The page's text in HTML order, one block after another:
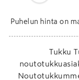
Puhelun hinta on
Tukku